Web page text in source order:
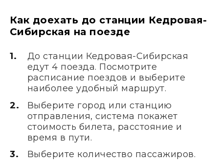
Как доехать до станции Кедровая-
Сибирская на поезде
До станции Кедровая-Сибирская
едут 4 поезда. Посмотрите
расписание поездов и выберите
наиболее удобный маршрут.
Выберите город или станцию
отправления, система покажет
стоимость билета, расстояние и
время в пути.
Выберите количество пассажиров.